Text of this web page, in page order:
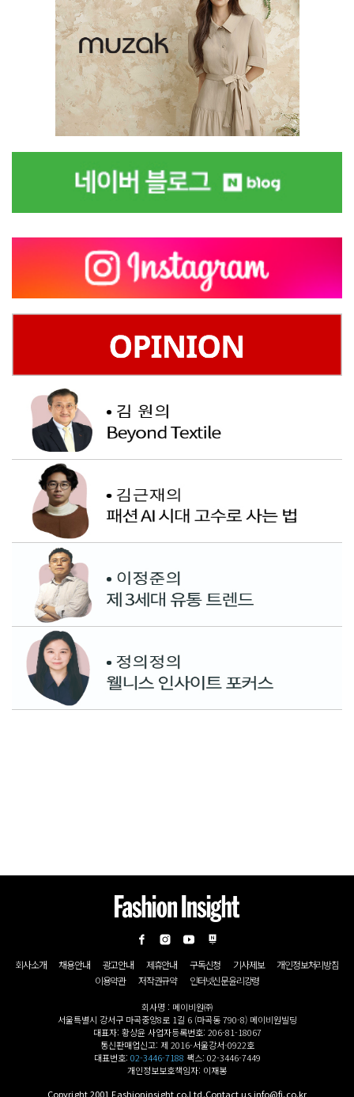
회사소개 채용안내 광고안내 제휴안내 구독신청 기사제보
개인정보처리방침
이용약관
저작권규약 인터넷신문윤리강령
회사명 : 메이비원㈜
서울특별시 강서구 마곡중앙8로 1길 6 (마곡동 790-8) 메이비원빌딩
대표자: 황상윤 사업자등록번호: 206-81-18067
통신판매업신고: 제 2016-서울강서-0922호
대표번호: 02-3446-7188 팩스: 02-3446-7449
개인정보보호책임자: 이재봉
Copyright 2001 Fashioninsight co.Ltd.Contact us info@fi.co.kr